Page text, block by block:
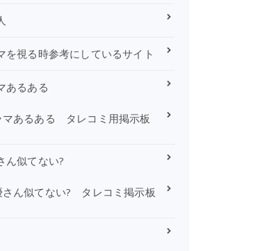
を視る時参考にしているサイト
あるある
マあるある タレコミ用掲示板
ん似てない?
さん似てない? タレコミ掲示板